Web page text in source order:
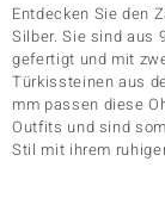
Entdecken Sie den
Silber. Sie sind aus
gefertigt und mit
Türkissteinen aus
mm passen diese
Outfits und sind
Stil mit ihrem